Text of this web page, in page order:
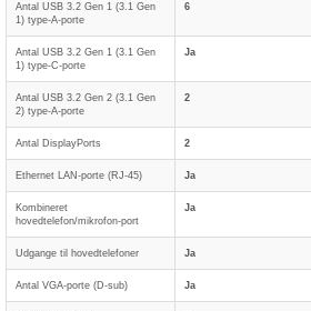
Antal USB 3.2 Gen 1 (3.1 Gen
1) type-A-porte
6
Antal USB 3.2 Gen 1 (3.1 Gen
1) type-C-porte
Ja
Antal USB 3.2 Gen 2 (3.1 Gen
2) type-A-porte
2
Antal DisplayPorts 2
Ethernet LAN-porte (RJ-45) Ja
Kombineret
hovedtelefon/mikrofon-port
Ja
Udgange til hovedtelefoner Ja
Antal VGA-porte (D-sub) Ja